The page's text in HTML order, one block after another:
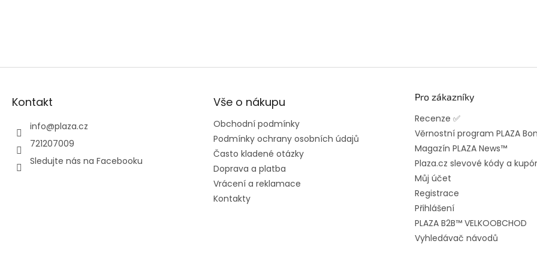
Kontakt
info@plaza.cz
721207009
Sledujte nás na Facebooku
Vše o nákupu
Obchodní podmínky
Podmínky ochrany osobních údajů
Často kladené otázky
Doprava a platba
Vrácení a reklamace
Kontakty
Pro zákazníky
Recenze ✅
Věrnostní program PLAZA
Magazín PLAZA News™
Plaza.cz slevové kódy a
Můj účet
Registrace
Přihlášení
PLAZA B2B™ VELKOOBCHOD
Vyhledávač návodů